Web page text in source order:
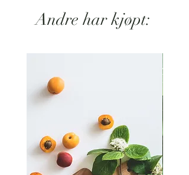
Andre har kjøpt: